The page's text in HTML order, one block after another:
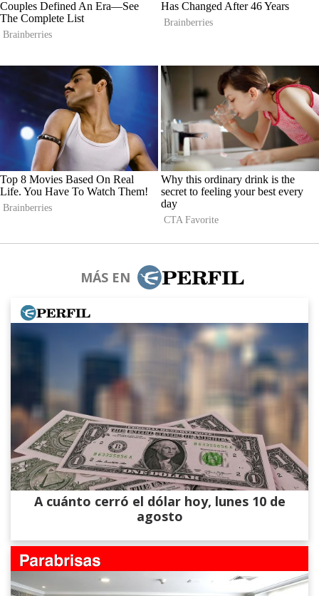
MÁS EN
A cuánto cerró el dólar hoy, lunes 10 de
agosto